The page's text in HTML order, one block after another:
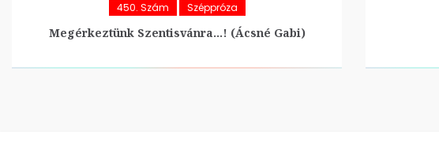
450. Szám Széppróza
Megérkeztünk Szentisvánra…! (Ácsné Gabi)